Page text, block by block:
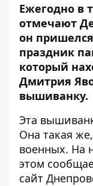
Ежегодно в
отмечают
он
праздник
который
Дмитрия
вышиванку.
Эта
Она такая
военных. На
этом
сайт